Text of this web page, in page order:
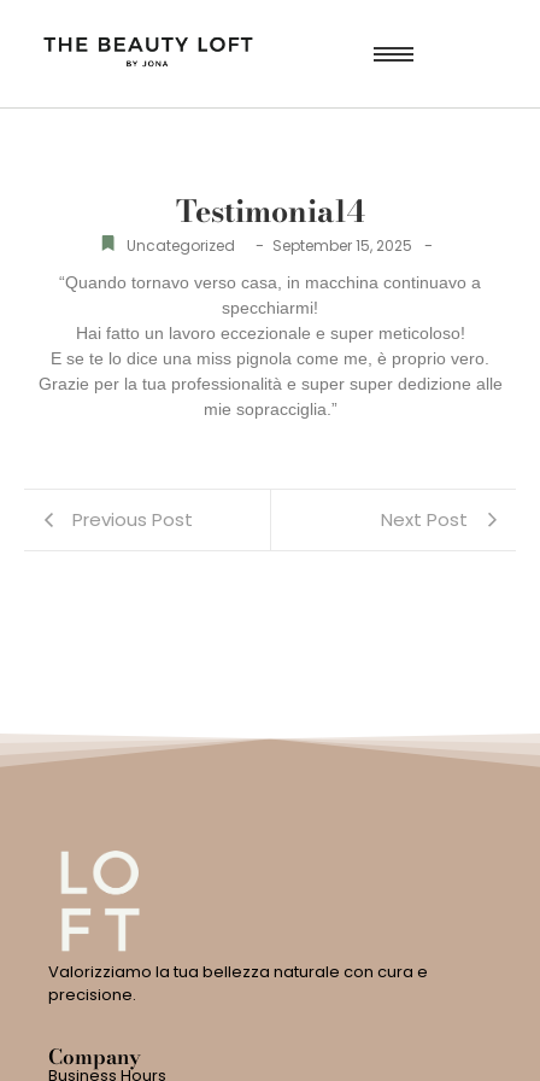
Testimonial4
Uncategorized - September 15, 2025 -
“Quando tornavo verso casa, in macchina continuavo a
specchiarmi!
Hai fatto un lavoro eccezionale e super meticoloso!
E se te lo dice una miss pignola come me, è proprio vero.
Grazie per la tua professionalità e super super dedizione alle
mie sopracciglia.”
Previous Post Next Post
Valorizziamo la tua bellezza naturale con cura e
precisione.
Company
Business Hours